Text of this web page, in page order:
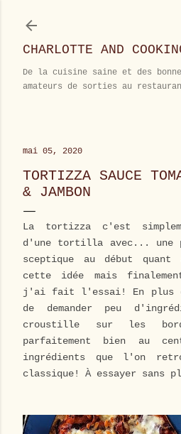
CHARLOTTE AND
De la cuisine saine et des
amateurs de sorties au
mai 05, 2020
TORTIZZA SAUCE
& JAMBON
La tortizza c'est
d'une tortilla avec... une
sceptique au début
cette idée mais
j'ai fait l'essai! En plus
de demander peu
croustille sur les
parfaitement bien au
ingrédients que l'on
classique! À essayer sans